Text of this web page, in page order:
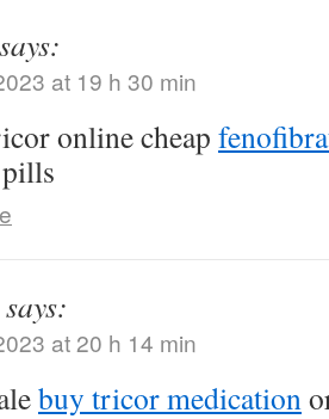
says:
at 19 h 30 min
online cheap
says:
at 20 h 14 min
buy tricor medication